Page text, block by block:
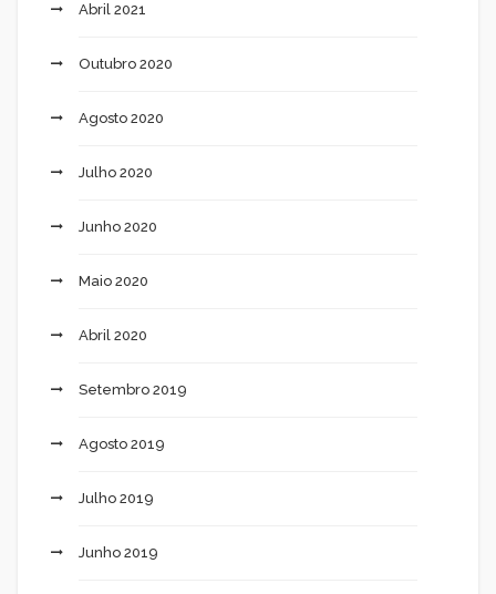
Abril 2021
Outubro 2020
Agosto 2020
Julho 2020
Junho 2020
Maio 2020
Abril 2020
Setembro 2019
Agosto 2019
Julho 2019
Junho 2019